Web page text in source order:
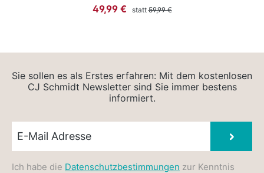
Verkaufspreis:
49,99 € stattRegulärer Preis:
59,99 €
Sie sollen es als Erstes erfahren: Mit dem kostenlosen
CJ Schmidt Newsletter sind Sie immer bestens
informiert.
Ich habe die Datenschutzbestimmungen zur Kenntnis